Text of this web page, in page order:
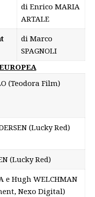
di Enrico MARIA
ARTALE
di Marco
SPAGNOLI
(Teodora Film)
(Lucky Red)
(Lucky Red)
e Hugh WELCHMAN
Nexo Digital)